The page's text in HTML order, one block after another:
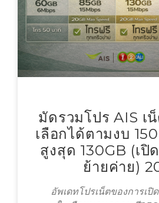
มัดรวมโปร AIS เ
เลือกได้ตามงบ
สูงสุด 130GB (เปิ
ย้ายค่าย)
อัพเดทโปรเน็ตของการเปิ